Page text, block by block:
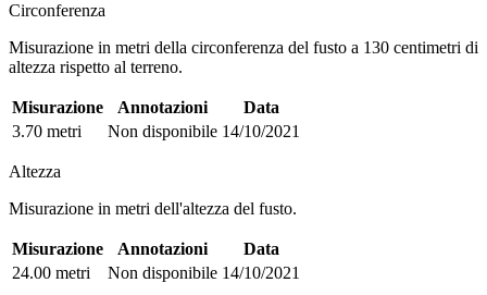
Circonferenza
Misurazione in metri della circonferenza del fusto a 130 centimetri di
altezza rispetto al terreno.
Misurazione Annotazioni
Data
3.70 metri
Non disponibile 14/10/2021
Altezza
Misurazione in metri dell'altezza del fusto.
Misurazione Annotazioni
Data
24.00 metri
Non disponibile 14/10/2021